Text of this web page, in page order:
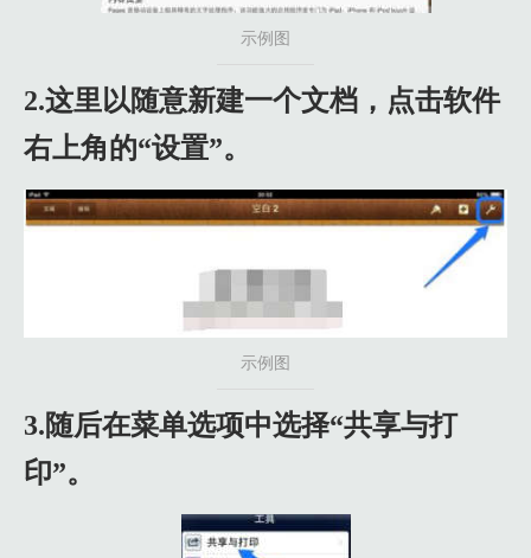
示例图
2.这里以随意新建一个文档，点击软件
右上角的“设置”。
示例图
3.随后在菜单选项中选择“共享与打
印”。